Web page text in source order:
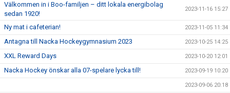
Välkommen in i Boo-familjen – ditt lokala energibolag
sedan 1920!
2023-11-16 15:27
Ny mat i cafeterian! 2023-11-05 11:34
Antagna till Nacka Hockeygymnasium 2023 2023-10-25 14:25
XXL Reward Days 2023-10-20 12:01
Nacka Hockey önskar alla 07-spelare lycka till! 2023-09-19 10:20
2023-09-06 20:18